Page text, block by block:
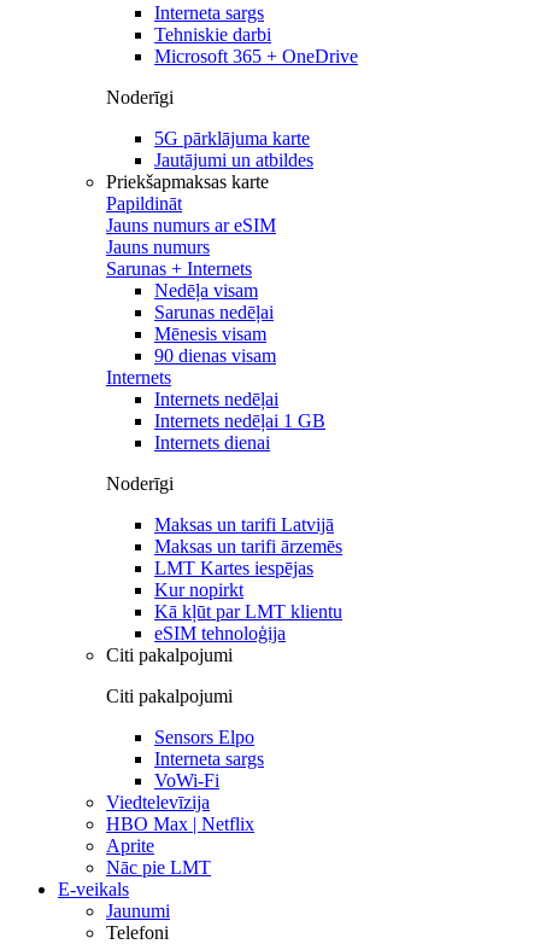
Interneta sargs
Tehniskie darbi
Microsoft 365 + OneDrive
Noderīgi
5G pārklājuma karte
Jautājumi un atbildes
Priekšapmaksas karte
Papildināt
Jauns numurs ar eSIM
Jauns numurs
Sarunas + Internets
Nedēļa visam
Sarunas nedēļai
Mēnesis visam
90 dienas visam
Internets
Internets nedēļai
Internets nedēļai 1 GB
Internets dienai
Noderīgi
Maksas un tarifi Latvijā
Maksas un tarifi ārzemēs
LMT Kartes iespējas
Kur nopirkt
Kā kļūt par LMT klientu
eSIM tehnoloģija
Citi pakalpojumi
Citi pakalpojumi
Sensors Elpo
Interneta sargs
VoWi-Fi
Viedtelevīzija
HBO Max | Netflix
Aprite
Nāc pie LMT
E-veikals
Jaunumi
Telefoni